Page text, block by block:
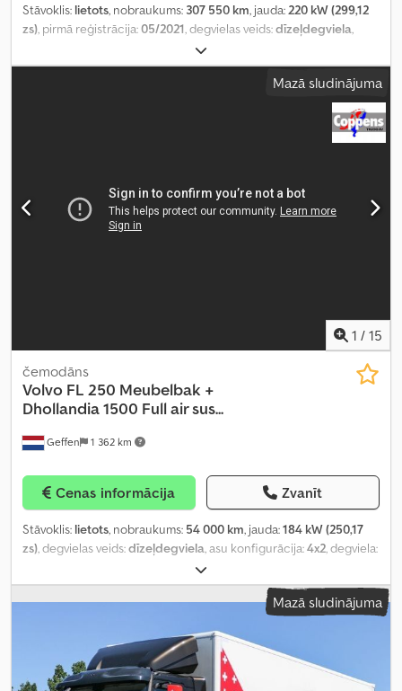
Stāvoklis: lietots, nobraukums: 307 550 km, jauda:220 kW (299,12
zs), pirmā reģistrācija:05/2021, degvielas veids:dīzeļdegviela,
, asu konfigurācija:
pārbaude (TÜV):06/2026, krāsa:balts, pārnesuma veids:
, kopējais platums:2 550 mm
7 100 mm,
ABS,
borts
Mazā sludinājuma
1 / 15
Geffen 1 362 km
čemodāns
Volvo FL 250 Meubelbak +
Dhollandia 1500 Full air sus...
Cenas informācija Zvanīt
Stāvoklis: lietots, nobraukums: 54 000 km, jauda:184 kW (250,17
zs), degvielas veids:dīzeļdegviela, asu konfigurācija:4x2, degviela:
, vadītāja kabīne:
pārnesuma veids:automātisks, piekares sistēma:gaiss, Ražošanas
gads:2022, Aprīkojums:ABS, centrālā atslēga, elektriskais logu
lukturi, navigācijas sistēma, paceļamais aizmugurējais borts
Mazā sludinājuma